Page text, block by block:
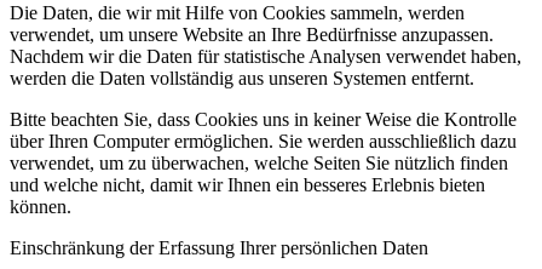
Die Daten, die wir mit Hilfe von Cookies sammeln, werden
verwendet, um unsere Website an Ihre Bedürfnisse anzupassen.
Nachdem wir die Daten für statistische Analysen verwendet haben,
werden die Daten vollständig aus unseren Systemen entfernt.
Bitte beachten Sie, dass Cookies uns in keiner Weise die Kontrolle
über Ihren Computer ermöglichen. Sie werden ausschließlich dazu
verwendet, um zu überwachen, welche Seiten Sie nützlich finden
und welche nicht, damit wir Ihnen ein besseres Erlebnis bieten
können.
Einschränkung der Erfassung Ihrer persönlichen Daten